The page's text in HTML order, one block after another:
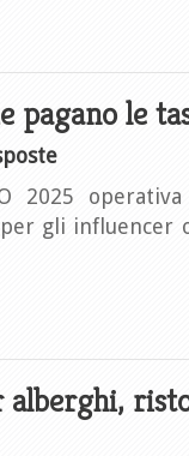
pagano le
2025
gli influencer